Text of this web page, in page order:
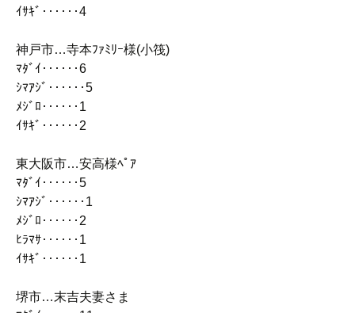
ｲｻｷﾞ‥‥‥4
神戸市…寺本ﾌｧﾐﾘｰ様(小筏)
ﾏﾀﾞｲ‥‥‥6
ｼﾏｱｼﾞ‥‥‥5
ﾒｼﾞﾛ‥‥‥1
ｲｻｷﾞ‥‥‥2
東大阪市…安高様ﾍﾟｱ
ﾏﾀﾞｲ‥‥‥5
ｼﾏｱｼﾞ‥‥‥1
ﾒｼﾞﾛ‥‥‥2
ﾋﾗﾏｻ‥‥‥1
ｲｻｷﾞ‥‥‥1
堺市…末吉夫妻さま